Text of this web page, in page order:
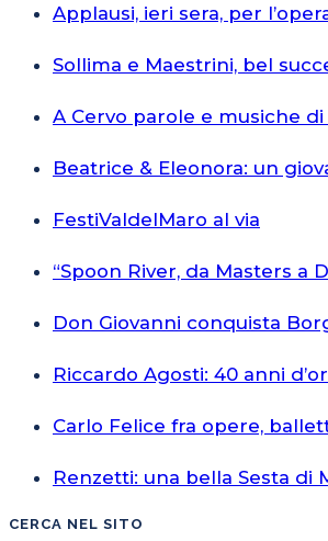
Applausi, ieri sera, per
Sollima e Maestrini, bel
A Cervo parole e musiche di
Beatrice & Eleonora: un
FestiValdelMaro al via
“Spoon River, da Masters a
Don Giovanni conquista
Riccardo Agosti: 40 anni
Carlo Felice fra opere,
Renzetti: una bella Sesta di
CERCA NEL SITO